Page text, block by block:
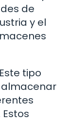
de
y el
tipo